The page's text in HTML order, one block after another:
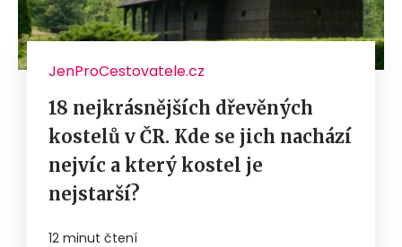
JenProCestovatele.cz
18 nejkrásnějších dřevěných
kostelů v ČR. Kde se jich nachází
nejvíc a který kostel je
nejstarší?
12 minut čtení